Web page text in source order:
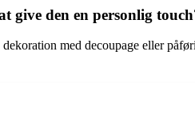
give den en personlig
med decoupage eller